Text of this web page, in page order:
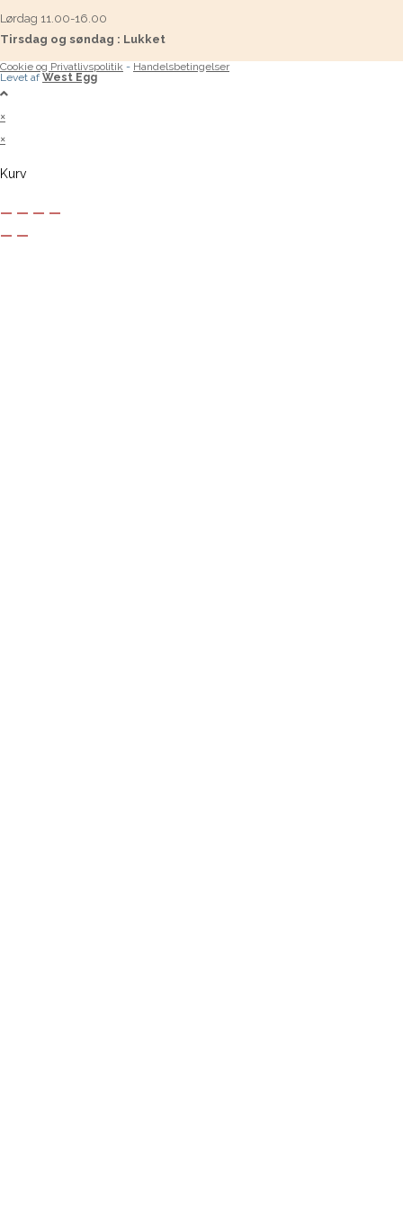
Lørdag 11.00-16.00
Tirsdag og søndag : Lukket
Cookie og Privatlivspolitik - Handelsbetingelser
Levet af West Egg
×
×
Kurv